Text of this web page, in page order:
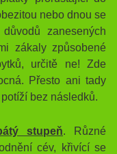
nebo dnou se
zanesených
zákaly způsobené
určitě ne! Zde
Přesto ani tady
bez následků.
stupeň. Různé
cév, křivící se